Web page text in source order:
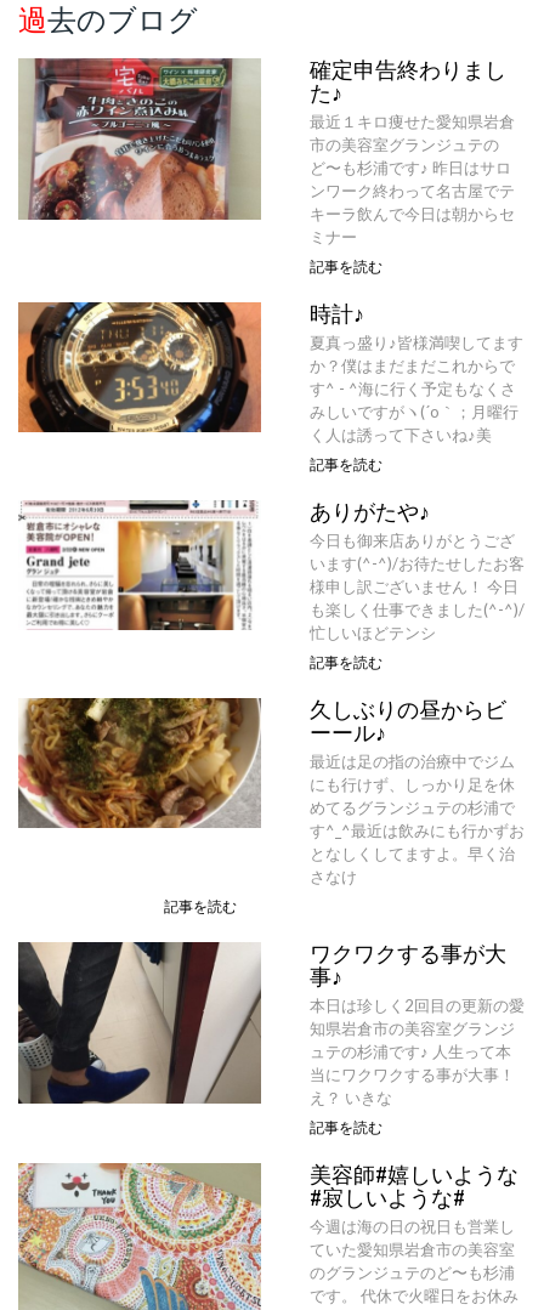
過去のブログ
確定申告終わりまし
た♪
最近１キロ痩せた愛知県岩倉
市の美容室グランジュテの
ど〜も杉浦です♪ 昨日はサロ
ンワーク終わって名古屋でテ
キーラ飲んで今日は朝からセ
ミナー
記事を読む
時計♪
夏真っ盛り♪皆様満喫してます
か？僕はまだまだこれからで
す^ - ^海に行く予定もなくさ
みしいですがヽ(´o｀；月曜行
く人は誘って下さいね♪美
記事を読む
ありがたや♪
今日も御来店ありがとうござ
います(^-^)/お待たせしたお客
様申し訳ございません！ 今日
も楽しく仕事できました(^-^)/
忙しいほどテンシ
記事を読む
久しぶりの昼からビ
ーール♪
最近は足の指の治療中でジム
にも行けず、しっかり足を休
めてるグランジュテの杉浦で
す^_^最近は飲みにも行かずお
となしくしてますよ。早く治
さなけ
記事を読む
ワクワクする事が大
事♪
本日は珍しく2回目の更新の愛
知県岩倉市の美容室グランジ
ュテの杉浦です♪ 人生って本
当にワクワクする事が大事！
え？ いきな
記事を読む
美容師#嬉しいような
#寂しいような#
今週は海の日の祝日も営業し
ていた愛知県岩倉市の美容室
のグランジュテのど〜も杉浦
です。 代休で火曜日をお休み